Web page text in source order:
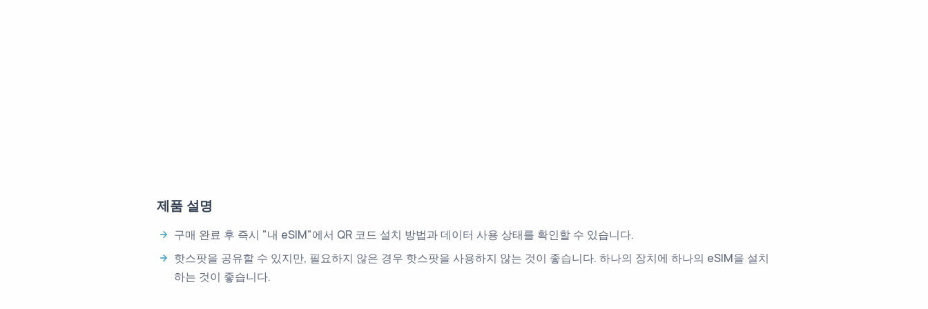
제품 설명
구매 완료 후 즉시 "내 eSIM"에서 QR 코드 설치 방법과 데이터 사용 상태를 확인할 수 있습니다.
핫스팟을 공유할 수 있지만, 필요하지 않은 경우 핫스팟을 사용하지 않는 것이 좋습니다. 하나의 장치에 하나의 eSIM을 설치
하는 것이 좋습니다.